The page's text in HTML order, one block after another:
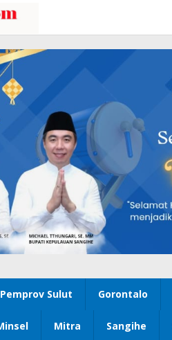
Pemprov Sulut Gorontalo
Mitra Sangihe